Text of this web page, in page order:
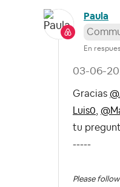
Paula
En
‎03-06-
Gracias
Luis0
tu
-----
Please